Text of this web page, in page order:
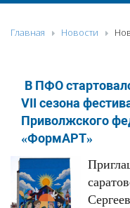
НОВОСТИ
К СВЕДЕНИЮ
КОНКУРСЫ
ФОТОРЕПОРТАЖИ
РЕКЛАМОДАТЕЛЯМ
ОБЪЯВЛЕНИЯ
КОНТАКТЫ
Главная Новости
В ПФО
VII сезона
Приволжского
«ФормАРТ»